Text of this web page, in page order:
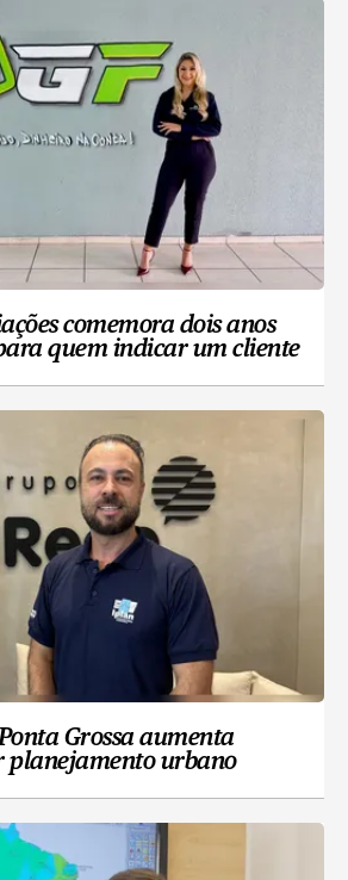
comemora dois anos
quem indicar um cliente
Grossa aumenta
planejamento urbano